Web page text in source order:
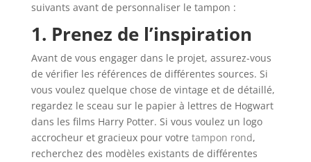
suivants avant de personnaliser le tampon :
1. Prenez de l’inspiration
Avant de vous engager dans le projet, assurez-vous
de vérifier les références de différentes sources. Si
vous voulez quelque chose de vintage et de détaillé,
regardez le sceau sur le papier à lettres de Hogwart
dans les films Harry Potter. Si vous voulez un logo
accrocheur et gracieux pour votre tampon rond,
recherchez des modèles existants de différentes